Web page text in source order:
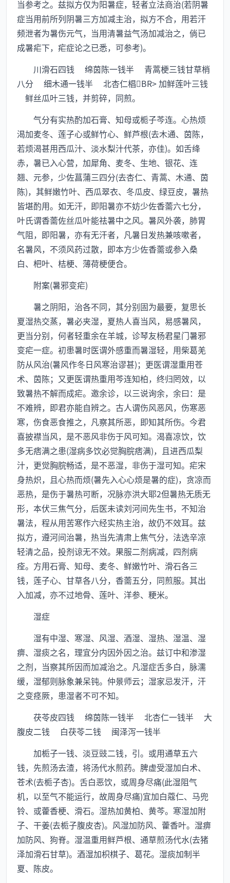
当参考之。兹拟方仅为阳暑症，轻者立法商治(若阴暑
症当用前所列阴暑三方加减主治，拟方不合，用若汗
频泄者为暑伤元气，当用清暑益气汤加减治之，倘已
成暑疟下，疟症论之已悉，可参考)。
川滑石四钱 绵茵陈一钱半 青蒿梗三钱甘草梢
八分 细木通一钱半 北杏仁椙BR> 加鲜莲叶三钱
鲜丝瓜叶三钱，并剪碎，同煎。
气分有实热酌加石膏、知母或栀子芩连。心热烦
渴加麦冬、莲子心或鲜竹心、鲜芦根(去木通、茵陈，
若烦渴甚用西瓜汁、淡水梨汁代茶，亦佳)。如舌绛
赤，暑已入心营，加犀角、麦冬、生地、银花、连
翘、元参，少佐菖蒲三四分(去杏仁、青蒿、木通、茵
陈)，其鲜嫩竹叶、西瓜翠衣、冬瓜皮、绿豆皮，暑热
皆堪酌用。如无汗，即阳暑亦不妨少佐香薷六七分，
叶氏谓香薷佐丝瓜叶能祛暑中之风。暑风外袭，肺胃
气阻，即阳暑，亦有无汗者，凡暑日发热兼咳嗽者，
名暑风，不须风药过散，即本方少佐香薷或参入桑
白、杷叶、桔梗、薄荷梗便合。
附案(暑邪变疟)
暑之阴阳，治各不同，其分别固为最要，复思长
夏湿热交蒸，暑必夹湿，夏热人喜当风，易感暑风，
更当分别，何者轻重余在羊城，诊琴友杨君星门暑邪
变疟一症。初患暑时医谓外感重而暑湿轻，用柴葛羌
防从风治(暑风作冬日风寒治谬甚)；更医谓湿重用苍
术、茵陈；又更医谓热重用芩连知柏，终归罔效，以
致暑热不解而成疟。邀余诊，以三说询余，余曰：是
不难辨，即君亦能自辨之。古人谓伤风恶风，伤寒恶
寒，伤食恶食推之，凡察其所恶，即知其所伤。今君
喜披襟当风，是不恶风非伤于风可知。渴喜凉饮，饮
多无痞满之患(湿病多饮必觉胸脘痞满)，且进西瓜梨
汁，更觉胸脘畅适，是不恶湿，非伤于湿可知。疟宋
身热炽，且心热而烦(暑先入心心烦是暑的症)，贪凉而
恶热，是伤于暑热可断，况脉亦洪大耶2但暑热无质无
形，本伏三焦气分，后医未读刘河间先生书，不知治
暑法，程从用苦寒作六经实热主治，故仍不效耳。兹
拟方，遵河间治暑，热当先清肃上焦气分，法选辛凉
轻清之品，投剂谅无不效。果服二剂病减，四剂病
痊。方用石膏、知母、麦冬、鲜嫩竹叶、滑石各三
钱，莲子心、甘草各八分，香薷五分，同煎服。其出
入加减，亦不过地骨、莲叶、洋参、粳米。
湿症
湿有中湿、寒湿、风湿、酒湿、湿热、湿温、湿
痹、湿痰之名，理宜分内因外因之治。兹订中和渗湿
之剂，当察其所因而加减治之。凡湿症舌多白，脉濡
缓，湿郁则脉象兼呆钝。仲景师云；湿家忌发汗，汗
之变痉厥，患湿者不可不知。
茯苓皮四钱 绵茵陈一钱半 北杏仁一钱半 大
腹皮二钱 白茯苓二钱 闽泽泻一钱半
加栀子一钱、淡豆豉二钱，引。或用通草五六
钱，先煎汤去渣，将汤代水煎药。脾虚受湿加白术、
苍术(去栀子杏)。舌白恶饮，或周身尽痛(此湿阻气
机，以至气不能运行，故周身尽痛)宜加白蔻仁、马兜
铃、或藿香梗、滑石。湿热加黄柏、黄芩。寒湿加附
子、干姜(去栀子腹皮杏)。风湿加防风、藿香叶。湿痹
加防风、狗脊。湿温重用鲜芦根、通草煎汤代水(去猪
泽加滑石甘草)。酒湿加枳棋子、葛花。湿痰加制半
夏、陈皮。